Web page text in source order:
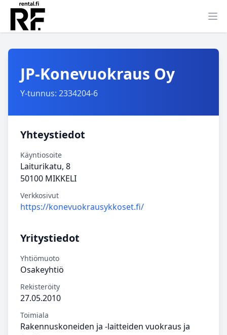
JP-Konevuokraus Oy
Y-tunnus: 2334204-6
Yhteystiedot
Käyntiosoite
Laiturikatu, 8
50100 MIKKELI
Verkkosivut
https://konevuokrausykkoset.fi/
Yritystiedot
Yhtiömuoto
Osakeyhtiö
Rekisteröity
27.05.2010
Toimiala
Rakennuskoneiden ja -laitteiden vuokraus ja